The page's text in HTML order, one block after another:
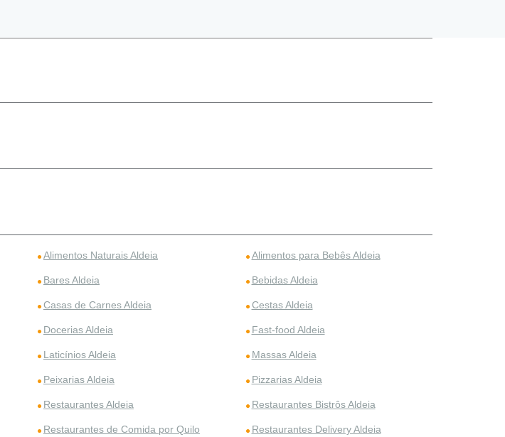
Alimentos Naturais Aldeia Alimentos para Bebês Aldeia
Bares Aldeia Bebidas Aldeia
Casas de Carnes Aldeia Cestas Aldeia
Docerias Aldeia Fast-food Aldeia
Laticínios Aldeia Massas Aldeia
Peixarias Aldeia Pizzarias Aldeia
Restaurantes Aldeia Restaurantes Bistrôs Aldeia
Restaurantes de Comida por Quilo
Restaurantes Delivery Aldeia